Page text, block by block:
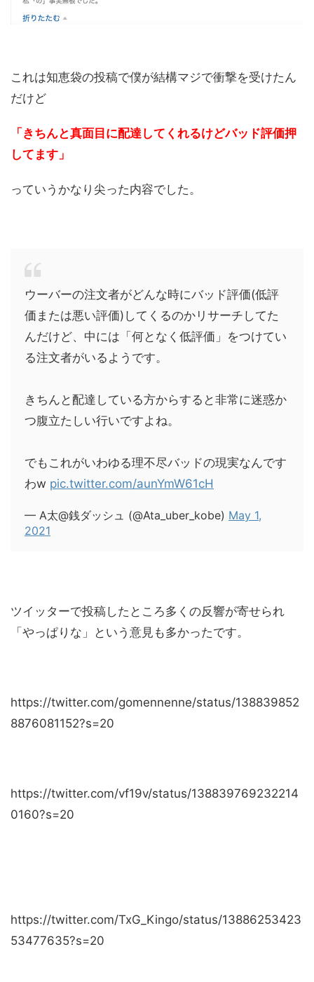
これは知恵袋の投稿で僕が結構マジで衝撃を受けたん
だけど
「きちんと真面目に配達してくれるけどバッド評価押
してます」
っていうかなり尖った内容でした。
ウーバーの注文者がどんな時にバッド評価(低評
価または悪い評価)してくるのかリサーチしてた
んだけど、中には「何となく低評価」をつけてい
る注文者がいるようです。
きちんと配達している方からすると非常に迷惑か
つ腹立たしい行いですよね。
でもこれがいわゆる理不尽バッドの現実なんです
わw pic.twitter.com/aunYmW61cH
— A太@銭ダッシュ (@Ata_uber_kobe) May 1,
2021
ツイッターで投稿したところ多くの反響が寄せられ
「やっぱりな」という意見も多かったです。
https://twitter.com/gomennenne/status/138839852
8876081152?s=20
https://twitter.com/vf19v/status/138839769232214
0160?s=20
https://twitter.com/TxG_Kingo/status/13886253423
53477635?s=20